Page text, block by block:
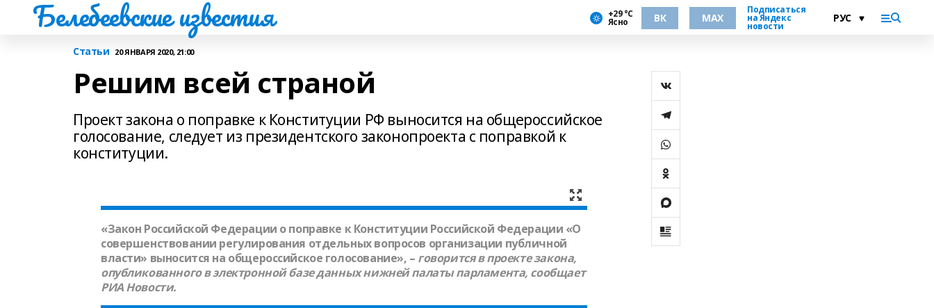
Белебеевские известия +29 °С
Ясно ВК MAX
Подписаться
на Яндекс
новости
Статьи 20 ЯНВАРЯ 2020, 21:00
Решим всей страной
Проект закона о поправке к Конституции РФ выносится на общероссийское
голосование, следует из президентского законопроекта с поправкой к
конституции.
«Закон Российской Федерации о поправке к Конституции Российской Федерации «О
совершенствовании регулирования отдельных вопросов организации публичной
власти» выносится на общероссийское голосование», – говорится в проекте закона,
опубликованного в электронной базе данных нижней палаты парламента, сообщает
РИА Новости.